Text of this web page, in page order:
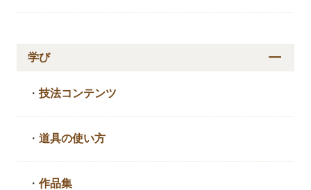
学び
・技法コンテンツ
・道具の使い方
・作品集